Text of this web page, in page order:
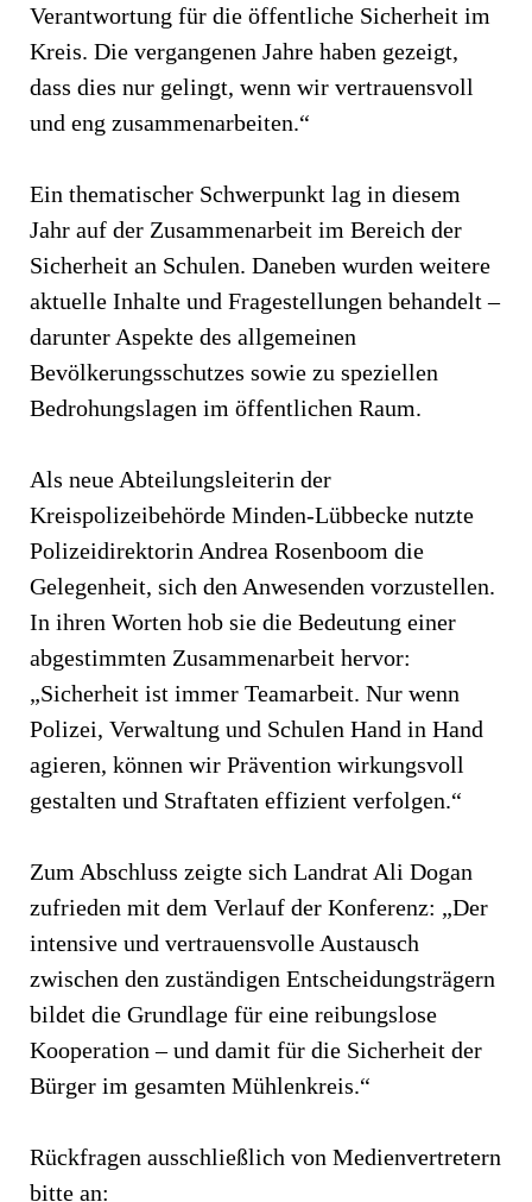
Verantwortung für die öffentliche Sicherheit im
Kreis. Die vergangenen Jahre haben gezeigt,
dass dies nur gelingt, wenn wir vertrauensvoll
und eng zusammenarbeiten.“
Ein thematischer Schwerpunkt lag in diesem
Jahr auf der Zusammenarbeit im Bereich der
Sicherheit an Schulen. Daneben wurden weitere
aktuelle Inhalte und Fragestellungen behandelt –
darunter Aspekte des allgemeinen
Bevölkerungsschutzes sowie zu speziellen
Bedrohungslagen im öffentlichen Raum.
Als neue Abteilungsleiterin der
Kreispolizeibehörde Minden-Lübbecke nutzte
Polizeidirektorin Andrea Rosenboom die
Gelegenheit, sich den Anwesenden vorzustellen.
In ihren Worten hob sie die Bedeutung einer
abgestimmten Zusammenarbeit hervor:
„Sicherheit ist immer Teamarbeit. Nur wenn
Polizei, Verwaltung und Schulen Hand in Hand
agieren, können wir Prävention wirkungsvoll
gestalten und Straftaten effizient verfolgen.“
Zum Abschluss zeigte sich Landrat Ali Dogan
zufrieden mit dem Verlauf der Konferenz: „Der
intensive und vertrauensvolle Austausch
zwischen den zuständigen Entscheidungsträgern
bildet die Grundlage für eine reibungslose
Kooperation – und damit für die Sicherheit der
Bürger im gesamten Mühlenkreis.“
Rückfragen ausschließlich von Medienvertretern
bitte an: